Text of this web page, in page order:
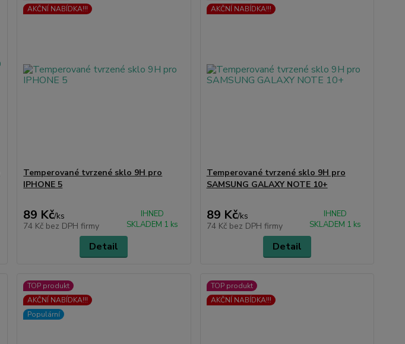
AKČNÍ NABÍDKA!!!
Temperované tvrzené sklo 9H pro
IPHONE 5
89 Kč/ks
74 Kč bez DPH firmy
IHNED
SKLADEM 1 ks
Detail
AKČNÍ NABÍDKA!!!
Temperované tvrzené sklo 9H pro
SAMSUNG GALAXY NOTE 10+
89 Kč/ks
74 Kč bez DPH firmy
IHNED
SKLADEM 1 ks
Detail
TOP produkt
AKČNÍ NABÍDKA!!!
Populární
TOP produkt
AKČNÍ NABÍDKA!!!